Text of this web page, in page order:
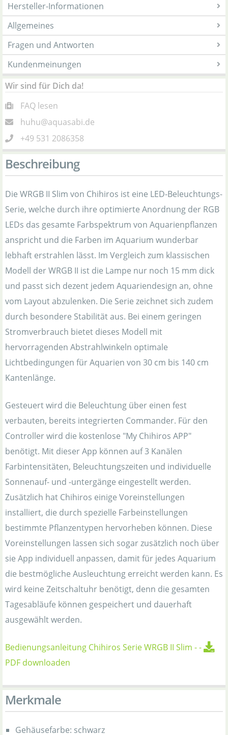
Hersteller-Informationen
Allgemeines
Fragen und Antworten
Kundenmeinungen
Wir sind für Dich da!
FAQ lesen
huhu@aquasabi.de
+49 531 2086358
Beschreibung
Die WRGB II Slim von Chihiros ist eine LED-Beleuchtungs-
Serie, welche durch ihre optimierte Anordnung der RGB
LEDs das gesamte Farbspektrum von Aquarienpflanzen
anspricht und die Farben im Aquarium wunderbar
lebhaft erstrahlen lässt. Im Vergleich zum klassischen
Modell der WRGB II ist die Lampe nur noch 15 mm dick
und passt sich dezent jedem Aquariendesign an, ohne
vom Layout abzulenken. Die Serie zeichnet sich zudem
durch besondere Stabilität aus. Bei einem geringen
Stromverbrauch bietet dieses Modell mit
hervorragenden Abstrahlwinkeln optimale
Lichtbedingungen für Aquarien von 30 cm bis 140 cm
Kantenlänge.
Gesteuert wird die Beleuchtung über einen fest
verbauten, bereits integrierten Commander. Für den
Controller wird die kostenlose "My Chihiros APP"
benötigt. Mit dieser App können auf 3 Kanälen
Farbintensitäten, Beleuchtungszeiten und individuelle
Sonnenauf- und -untergänge eingestellt werden.
Zusätzlich hat Chihiros einige Voreinstellungen
installiert, die durch spezielle Farbeinstellungen
bestimmte Pflanzentypen hervorheben können. Diese
Voreinstellungen lassen sich sogar zusätzlich noch über
sie App individuell anpassen, damit für jedes Aquarium
die bestmögliche Ausleuchtung erreicht werden kann. Es
wird keine Zeitschaltuhr benötigt, denn die gesamten
Tagesabläufe können gespeichert und dauerhaft
ausgewählt werden.
Bedienungsanleitung Chihiros Serie WRGB II Slim --
PDF downloaden
Merkmale
Gehäusefarbe: schwarz